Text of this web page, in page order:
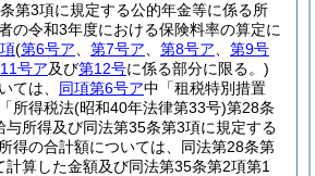
第3項に規定する公的年金等に係る所
の令和3年度における保険料率の算定に
(第6号ア 第7号ア 第8号ア
第9号
号ア及び第12号に係る部分に限る。)
ては、 同項第6号ア中「租税特別措置
所得税法(昭和40年法律第33号)第28条
与所得及び同法第35条第3項に規定する
得の合計額については、同法第28条第
計算した金額及び同法第35条第2項第1